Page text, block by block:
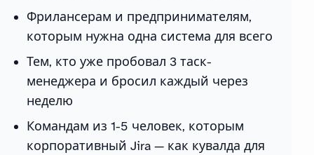
Фрилансерам и предпринимателям,
которым нужна одна система для всего
Тем, кто уже пробовал 3 таск-
менеджера и бросил каждый через
неделю
Командам из 1-5 человек, которым
корпоративный Jira — как кувалда для